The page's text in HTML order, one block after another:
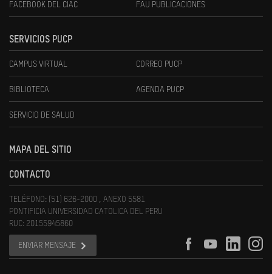
FACEBOOK DEL CIAC FAU PUBLICACIONES
SERVICIOS PUCP
CAMPUS VIRTUAL CORREO PUCP
BIBLIOTECA AGENDA PUCP
SERVICIO DE SALUD
MAPA DEL SITIO
CONTACTO
TELÉFONO: (51) 626-2000 , ANEXO 5581
PONTIFICIA UNIVERSIDAD CATOLICA DEL PERU
RUC: 20155945860
ENVIAR MENSAJE